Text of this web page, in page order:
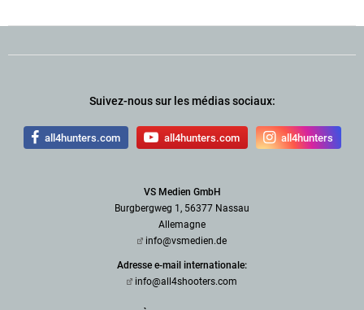
Suivez-nous sur les médias sociaux:
all4hunters.com all4hunters.com all4hunters
VS Medien GmbH
Burgbergweg 1, 56377 Nassau
Allemagne
info@vsmedien.de
Adresse e-mail internationale:
info@all4shooters.com